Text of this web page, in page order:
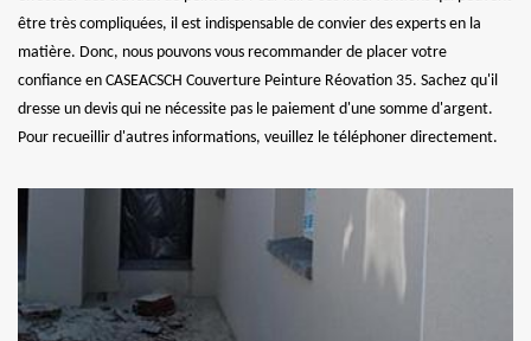
être très compliquées, il est indispensable de convier des experts en la
matière. Donc, nous pouvons vous recommander de placer votre
confiance en CASEACSCH Couverture Peinture Réovation 35. Sachez qu'il
dresse un devis qui ne nécessite pas le paiement d'une somme d'argent.
Pour recueillir d'autres informations, veuillez le téléphoner directement.